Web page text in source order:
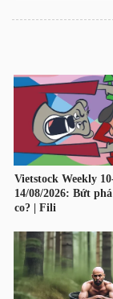
Truyền
thông
tài
chính